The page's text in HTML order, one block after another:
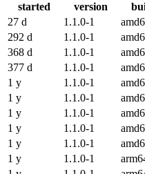
started version
27 d
1.1.0-1
292 d
1.1.0-1
368 d
1.1.0-1
377 d
1.1.0-1
1 y
1.1.0-1
1 y
1.1.0-1
1 y
1.1.0-1
1 y
1.1.0-1
1 y
1.1.0-1
1 y
1.1.0-1